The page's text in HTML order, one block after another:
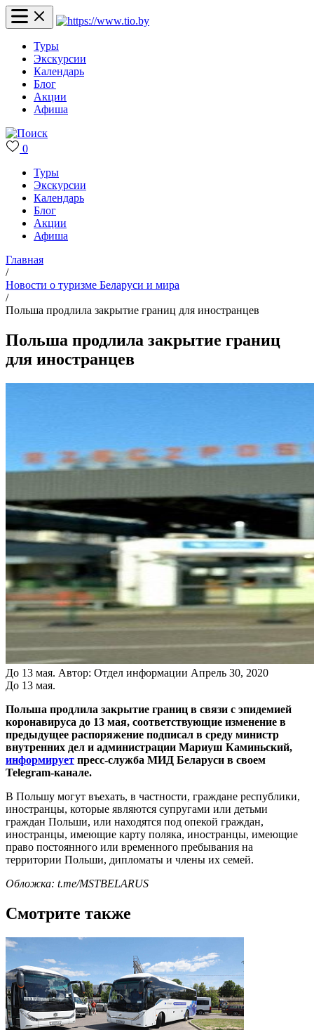
Туры
Экскурсии
Календарь
Блог
Акции
Афиша
0
Туры
Экскурсии
Календарь
Блог
Акции
Афиша
Главная
/
Новости о туризме Беларуси и мира
/
Польша продлила закрытие границ для иностранцев
Польша продлила закрытие границ
для иностранцев
До 13 мая. Автор: Отдел информации Апрель 30, 2020
До 13 мая.
Польша продлила закрытие границ в связи с эпидемией
коронавируса до 13 мая, соответствующие изменение в
предыдущее распоряжение подписал в среду министр
внутренних дел и администрации Мариуш Каминьский,
информирует пресс-служба МИД Беларуси в своем
Telegram-канале.
В Польшу могут въехать, в частности, граждане республики,
иностранцы, которые являются супругами или детьми
граждан Польши, или находятся под опекой граждан,
иностранцы, имеющие карту поляка, иностранцы, имеющие
право постоянного или временного пребывания на
территории Польши, дипломаты и члены их семей.
Обложка: t.me/MSTBELARUS
Смотрите также